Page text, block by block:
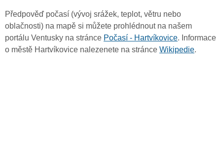
Předpověď počasí (vývoj srážek, teplot, větru nebo
oblačnosti) na mapě si můžete prohlédnout na našem
portálu Ventusky na stránce Počasí - Hartvíkovice. Informace
o městě Hartvíkovice nalezenete na stránce Wikipedie.